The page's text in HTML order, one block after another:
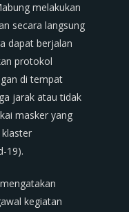
melakukan
secara langsung
dapat berjalan
protokol
di tempat
jarak atau tidak
masker yang
19).
kegiatan